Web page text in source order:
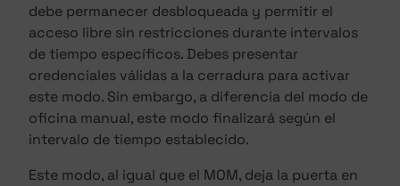
debe permanecer desbloqueada y permitir el
acceso libre sin restricciones durante intervalos
de tiempo específicos. Debes presentar
credenciales válidas a la cerradura para activar
este modo. Sin embargo, a diferencia del modo de
oficina manual, este modo finalizará según el
intervalo de tiempo establecido.
Este modo, al igual que el MOM, deja la puerta en